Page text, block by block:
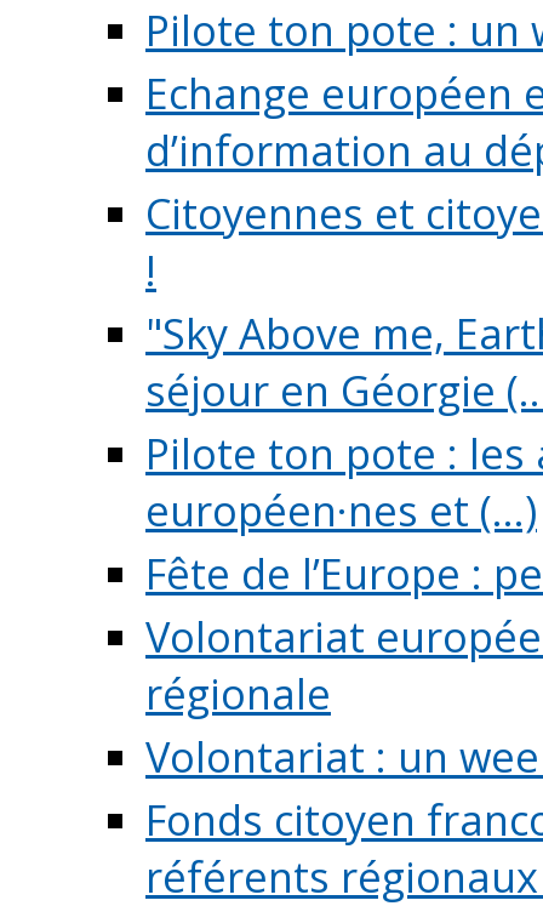
Pilote ton pote : un
Echange européen
d’information au
Citoyennes et
!
"Sky Above me,
séjour en Géorgie
Pilote ton pote :
européen·nes et (...)
Fête de l’Europe :
Volontariat
régionale
Volontariat : un
Fonds citoyen
référents régionaux